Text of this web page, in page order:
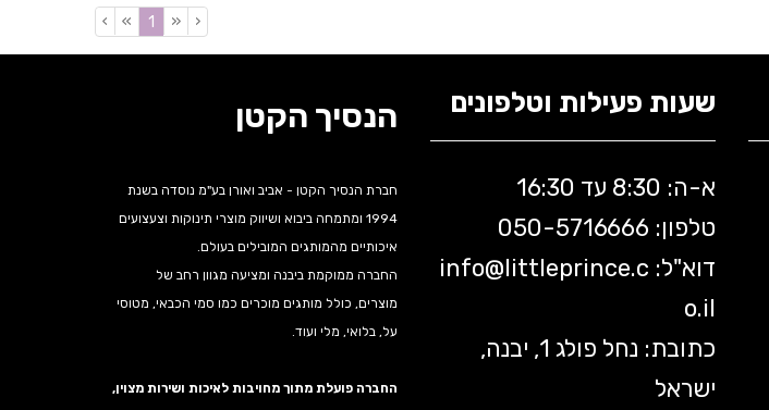
‹
«
1
»
›
שעות פעילות וטלפונים
א-ה: 8:30 עד 16:30
טלפון: 050-5 716666
דוא"ל:
info@littleprince.c
o.il
כתובת: נחל פולג 1, יבנה,
ישראל
הנסיך הקטן
חברת הנסיך הקטן - אביב ואורן בע"מ נוסדה בשנת
1994 ומתמחה ביבוא ושיווק מוצרי תינוקות וצעצועים
איכותיים מהמותגים המובילים בעולם.
החברה ממוקמת ביבנה ומציעה מגוון רחב של
מוצרים, כולל מותגים מוכרים כמו סמי הכבאי, מטוסי
על, בלואי, מלי ועוד.
החברה פועלת מתוך מחויבות לאיכות ושירות מצוין,